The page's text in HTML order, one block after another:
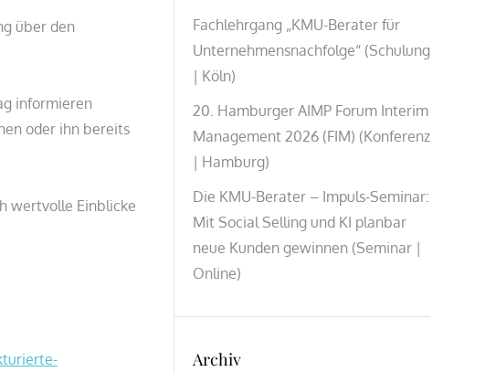
über den
informieren
oder ihn bereits
wertvolle Einblicke
Fachlehrgang „KMU-Berater für
Unternehmensnachfolge“ (Schulung
| Köln)
20. Hamburger AIMP Forum Interim
Management 2026 (FIM) (Konferenz
| Hamburg)
Die KMU-Berater – Impuls-Seminar:
Mit Social Selling und KI planbar
neue Kunden gewinnen (Seminar |
Online)
Archiv